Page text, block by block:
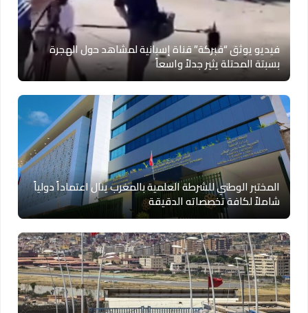
فيديو يوثق “فبركة” قناة إسبانية لمشاهد حول الهجرة
بسبتة المحتلة يثير جدلاً واسعاً
المختبر الوطني للشرطة العلمية بالمغرب ينال اعتماداً دولياً
شاملاً لكافة تخصصاته الدقيقة